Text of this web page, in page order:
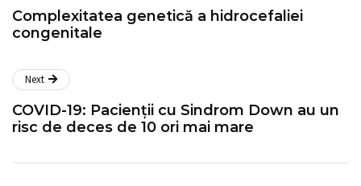
Complexitatea genetică a hidrocefaliei
congenitale
Next
COVID-19: Pacienții cu Sindrom Down au un
risc de deces de 10 ori mai mare